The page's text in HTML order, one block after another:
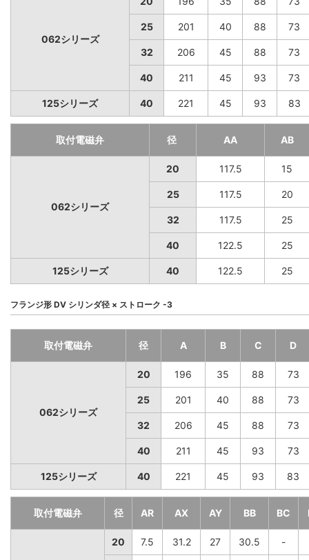
062シリーズ
25 201 40 88 73
32 206 45 88 73
40 211 45 93 73
125シリーズ 40 221 45 93 83
取付電磁弁 径 AA AB
062シリーズ
20 117.5 15
25 117.5 20
32 117.5 25
40 122.5 25
125シリーズ 40 122.5 25
フランジ形 DV シリンダ径 × ストローク -3
取付電磁弁 径 A B C D
062シリーズ
20 196 35 88 73
25 201 40 88 73
32 206 45 88 73
40 211 45 93 73
125シリーズ 40 221 45 93 83
取付電磁弁 径 AR AX AY BB BC
20 7.5 31.2 27 30.5 -